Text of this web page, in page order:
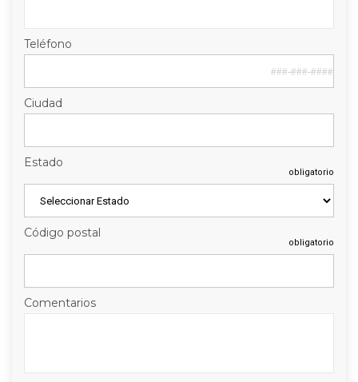
Teléfono
Ciudad
Estado
obligatorio
Código postal
obligatorio
Comentarios